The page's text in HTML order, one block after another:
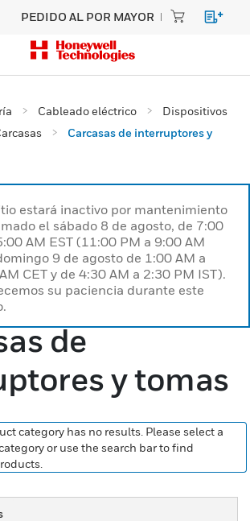
PEDIDO AL POR MAYOR
Cableado eléctrico
Dispositivos
Carcasas de interruptores y
estará inactivo por mantenimiento
el sábado 8 de agosto, de 7:00
AM EST (11:00 PM a 9:00 AM
9 de agosto de 1:00 AM a
CET y de 4:30 AM a 2:30 PM IST).
su paciencia durante este
de
y tomas
category has no results. Please select a
or use the search bar to find